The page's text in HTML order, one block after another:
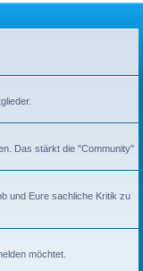
Das stärkt die "Community"
und Eure sachliche Kritik zu
möchtet.